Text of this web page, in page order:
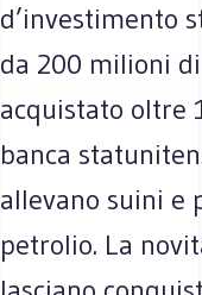
d’investimento
da 200 milioni
acquistato oltre
banca
allevano suini e
petrolio. La